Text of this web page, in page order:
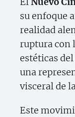
su enfoque
realidad
ruptura con
estéticas
una
visceral de
Este